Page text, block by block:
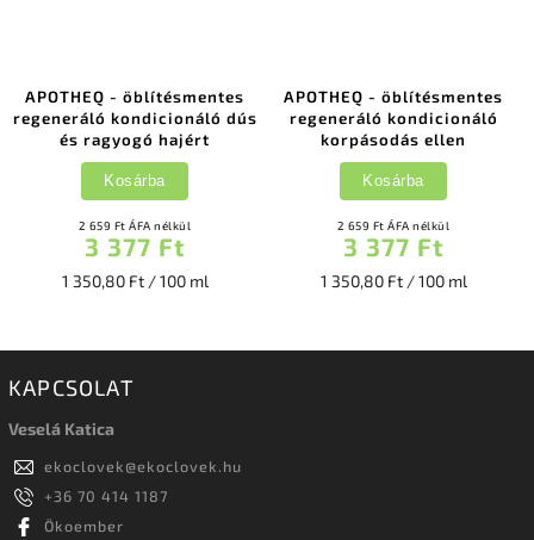
APOTHEQ - öblítésmentes
regeneráló kondicionáló dús
és ragyogó hajért
2 659 Ft ÁFA nélkül
3 377 Ft
1 350,80 Ft / 100 ml
Kosárba
APOTHEQ - öblítésmentes
regeneráló kondicionáló
korpásodás ellen
2 659 Ft ÁFA nélkül
3 377 Ft
1 350,80 Ft / 100 ml
Kosárba
KAPCSOLAT
Veselá Katica
ekoclovek@ekoclovek.hu
+36 70 414 1187
Ökoember